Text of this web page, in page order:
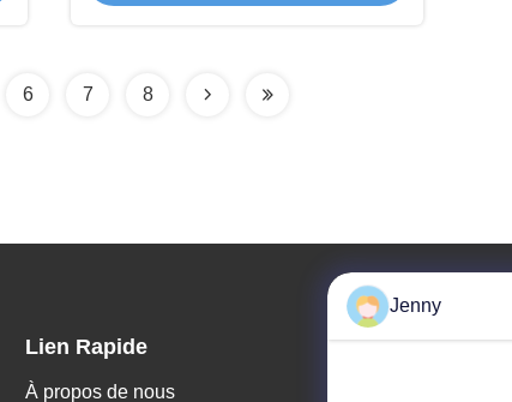
6 7 8
Lien Rapide
À propos de nous
Notre adresse
Jenny